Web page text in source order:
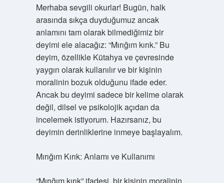
Merhaba sevgili okurlar! Bugün, halk
arasında sıkça duyduğumuz ancak
anlamını tam olarak bilmediğimiz bir
deyimi ele alacağız: “Mırığım kırık.” Bu
deyim, özellikle Kütahya ve çevresinde
yaygın olarak kullanılır ve bir kişinin
moralinin bozuk olduğunu ifade eder.
Ancak bu deyimi sadece bir kelime olarak
değil, dilsel ve psikolojik açıdan da
incelemek istiyorum. Hazırsanız, bu
deyimin derinliklerine inmeye başlayalım.
Mırığım Kırık: Anlamı ve Kullanımı